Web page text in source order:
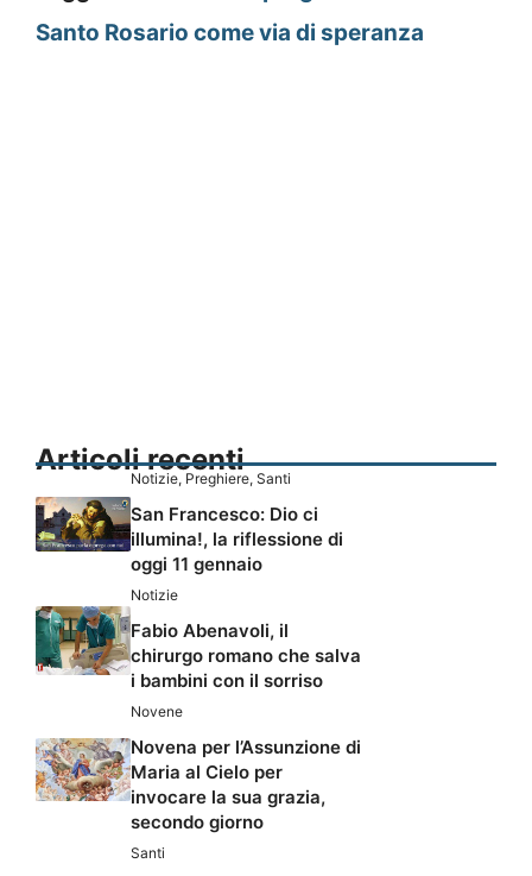
Santo Rosario come via di speranza
Articoli recenti
Notizie, Preghiere, Santi
San Francesco: Dio ci
illumina!, la riflessione di
oggi 11 gennaio
Notizie
Fabio Abenavoli, il
chirurgo romano che salva
i bambini con il sorriso
Novene
Novena per l’Assunzione di
Maria al Cielo per
invocare la sua grazia,
secondo giorno
Santi